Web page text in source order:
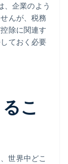
、企業のよう
んが、税務
除に関連す
ておく必要
こ
世界中どこ